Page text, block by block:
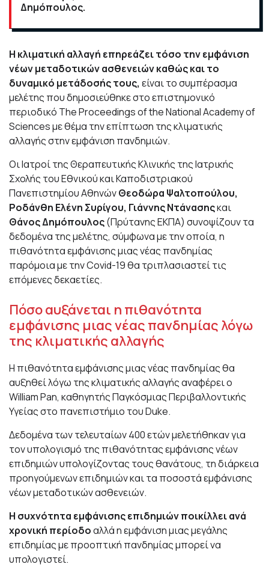
Δημόπουλος.
Η κλιματική αλλαγή επηρεάζει τόσο την εμφάνιση
νέων μεταδοτικών ασθενειών καθώς και το
δυναμικό μετάδοσής τους, είναι το συμπέρασμα
μελέτης που δημοσιεύθηκε στο επιστημονικό
περιοδικό The Proceedings of the National Academy of
Sciences με θέμα την επίπτωση της κλιματικής
αλλαγής στην εμφάνιση πανδημιών.
Οι Ιατροί της Θεραπευτικής Κλινικής της Ιατρικής
Σχολής του Εθνικού και Καποδιστριακού
Πανεπιστημίου ΑθηνώνΘεοδώρα Ψαλτοπούλου,
Ροδάνθη Ελένη Συρίγου, Γιάννης Ντάνασηςκαι
Θάνος Δημόπουλος(Πρύτανης ΕΚΠΑ) συνοψίζουν τα
δεδομένα της μελέτης, σύμφωνα με την οποία, η
πιθανότητα εμφάνισης μιας νέας πανδημίας
παρόμοια με την Covid-19 θα τριπλασιαστεί τις
επόμενες δεκαετίες.
Πόσο αυξάνεται η πιθανότητα
εμφάνισης μιας νέας πανδημίας λόγω
της κλιματικής αλλαγής
Η πιθανότητα εμφάνισης μιας νέας πανδημίας θα
αυξηθεί λόγω της κλιματικής αλλαγής αναφέρει ο
William Pan, καθηγητής Παγκόσμιας Περιβαλλοντικής
Υγείας στο πανεπιστήμιο του Duke.
Δεδομένα των τελευταίων 400 ετών μελετήθηκαν για
τον υπολογισμό της πιθανότητας εμφάνισης νέων
επιδημιών υπολογίζοντας τους θανάτους, τη διάρκεια
προηγούμενων επιδημιών και τα ποσοστά εμφάνισης
νέων μεταδοτικών ασθενειών.
Η συχνότητα εμφάνισης επιδημιών ποικίλλει ανά
χρονική περίοδοαλλά η εμφάνιση μιας μεγάλης
επιδημίας με προοπτική πανδημίας μπορεί να
υπολογιστεί.